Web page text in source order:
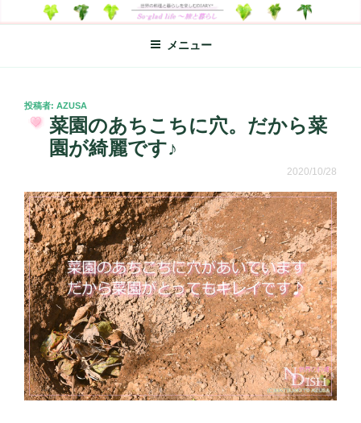
ン
ン
SO-GLAD LIFE～旅と暮らし
世界の料理のエッセイやレシピ、シンプルライフ、楽しい暮らしなどを
綴る、世界248か国を旅した松本あづさのDIARYです
メニュー
投
稿
投稿者: AZUSA
菜園のあちこちに穴。だから菜
園が綺麗です♪
2020/10/28